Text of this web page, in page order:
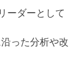
ーダーとして
った分析や改